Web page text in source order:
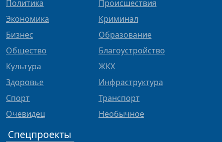
Политика
Экономика
Бизнес
Общество
Культура
Здоровье
Спорт
Очевидец
Происшествия
Криминал
Образование
Благоустройство
ЖКХ
Инфраструктура
Транспорт
Необычное
Спецпроекты